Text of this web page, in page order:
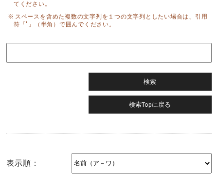
てください。
スペースを含めた複数の文字列を１つの文字列としたい場合は、引用
符「"」（半角）で囲んでください。
表示順：